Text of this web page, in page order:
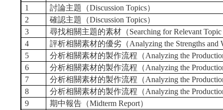
1
討論主題（Discussion Topics）
2
確認主題（Discussion Topics）
3
尋找相關主題的素材（Searching for Relevant Topic
4
評析相關素材的優劣（Analyzing the Strengths and
5
分析相關素材的製作流程（Analyzing the
6
分析相關素材的製作流程（Analyzing the
7
分析相關素材的製作流程（Analyzing the
8
分析相關素材的製作流程（Analyzing the
9
期中報告（Midterm Report）